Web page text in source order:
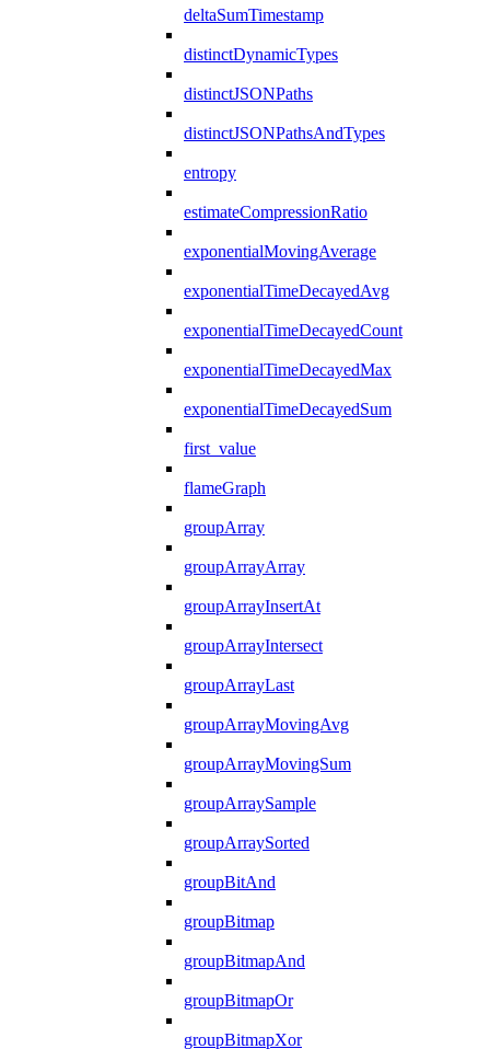
deltaSumTimestamp
distinctDynamicTypes
distinctJSONPaths
distinctJSONPathsAndTypes
entropy
estimateCompressionRatio
exponentialMovingAverage
exponentialTimeDecayedAvg
exponentialTimeDecayedCount
exponentialTimeDecayedMax
exponentialTimeDecayedSum
first_value
flameGraph
groupArray
groupArrayArray
groupArrayInsertAt
groupArrayIntersect
groupArrayLast
groupArrayMovingAvg
groupArrayMovingSum
groupArraySample
groupArraySorted
groupBitAnd
groupBitmap
groupBitmapAnd
groupBitmapOr
groupBitmapXor